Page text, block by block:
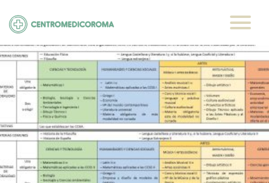
contenido